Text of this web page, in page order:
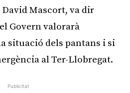
David Mascort, va dir
Govern valorarà
situació dels pantans i si
al Ter-Llobregat.
Publicitat